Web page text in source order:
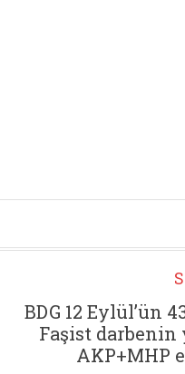
BDG 12 Eylül’ün
Faşist darbenin
AKP+MHP